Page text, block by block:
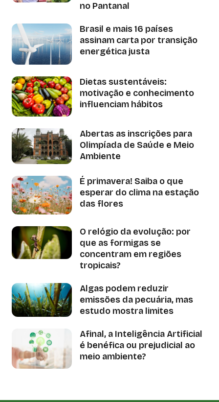
no Pantanal
Brasil e mais 16 países
assinam carta por transição
energética justa
Dietas sustentáveis:
motivação e conhecimento
influenciam hábitos
Abertas as inscrições para
Olimpíada de Saúde e Meio
Ambiente
É primavera! Saiba o que
esperar do clima na estação
das flores
O relógio da evolução: por
que as formigas se
concentram em regiões
tropicais?
Algas podem reduzir
emissões da pecuária, mas
estudo mostra limites
Afinal, a Inteligência Artificial
é benéfica ou prejudicial ao
meio ambiente?